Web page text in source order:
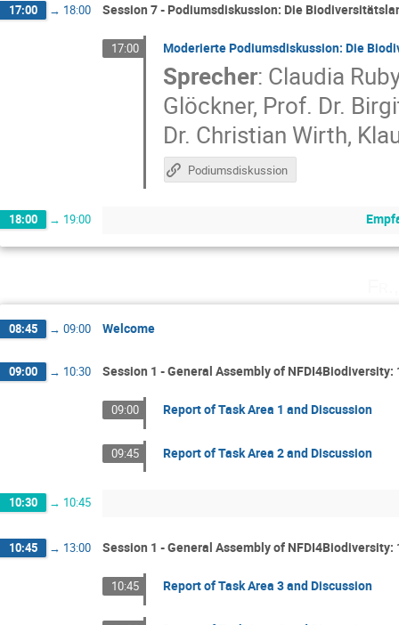
17:00 → 18:00 Session 7 - Podiumsdiskussion: Die
17:00 Moderierte Podiumsdiskussion: Die
Sprecher: Claudia
Glöckner, Prof. Dr.
Dr. Christian Wirth,
Podiumsdiskussion
18:00 → 19:00
08:45 → 09:00 Welcome
09:00 → 10:30 Session 1 - General Assembly of NFDI4Biodiversity:
09:00 Report of Task Area 1 and Discussion
09:45 Report of Task Area 2 and Discussion
10:30 → 10:45
10:45 → 13:00 Session 1 - General Assembly of NFDI4Biodiversity:
10:45 Report of Task Area 3 and Discussion